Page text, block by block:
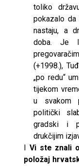
toliko
pokazalo da
nastaju, a
doba. Je
(+1998.),
„po redu“
tijekom
u svakom
politički
gradski i
drukčijim
Vi ste znali
položaj